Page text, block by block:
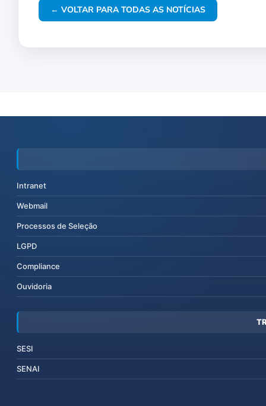
← VOLTAR PARA TODAS AS NOTÍCIAS
Intranet
Webmail
Processos de Seleção
LGPD
Compliance
Ouvidoria
SESI
SENAI